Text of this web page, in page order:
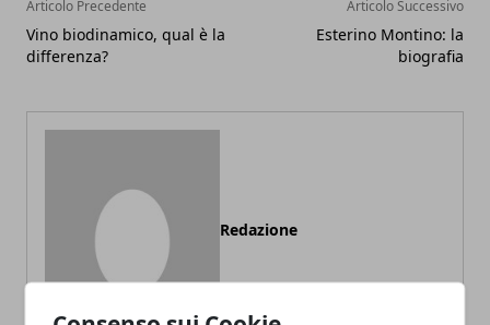
Articolo Precedente
Vino biodinamico, qual è la
differenza?
Articolo Successivo
Esterino Montino: la
biografia
Redazione